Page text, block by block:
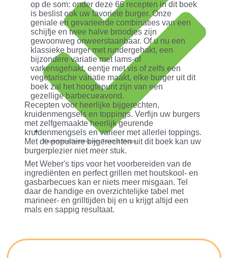
Kopersbescherming met Trusted Shops
op de som: onder deze 66 recepten in dit boek
is beslist ook uw favoriete burger. Onze
geniale en gevarieerde combinaties van een
schijfje en twee halve broodjes zijn
gewoonweg onweerstaanbaar. Of u nu een
klassieke burger met rundergehakt, een
bijzondere variatie met lams-of
varkensgehakt, eentje met vis of zelfs een
vegetarische variatie maakt, elke burger uit dit
boek zal het hoogtepunt zijn van een
gezellige barbecueavond.
Recepten voor heerlijke bijgerechten,
kruidenmengsels en toppings. Verfijn uw burgers
met zelfgemaakte heerlijk geurende
kruidenmengsels en varieer met allerlei toppings.
Met de populaire bijgerechten uit dit boek kan uw
burgerplezier niet meer stuk.
Met Weber's tips voor het voorbereiden van de
ingrediënten en perfect grillen met houtskool- en
gasbarbecues kan er niets meer misgaan. Tel
daar de handige en overzichtelijke tabel met
marineer- en grilltijden bij en u krijgt altijd een
mals en sappig resultaat.